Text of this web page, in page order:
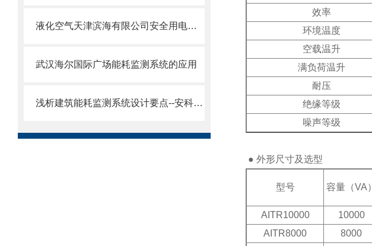
液化空气天津滨海有限公司安全用电管理云平台案例总结
武汉海尔国际广场能耗监测系统的应用
浅析建筑能耗监测系统设计要点--安科瑞王璐月
效率
环境温度
空载温升
满负荷温升
耐压
绝缘等级
噪声等级
● 外形尺寸及选型
型号 容量（VA）
AITR10000
10000
AITR8000
8000